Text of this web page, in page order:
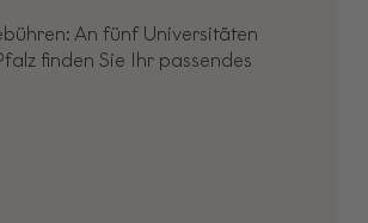
An fünf Universitäten
finden Sie Ihr passendes